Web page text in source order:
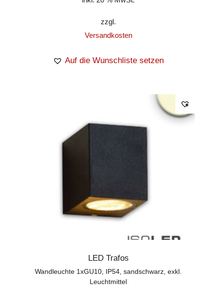
zzgl.
Versandkosten
Auf die Wunschliste setzen
LED Trafos
Wandleuchte 1xGU10, IP54, sandschwarz, exkl.
Leuchtmittel